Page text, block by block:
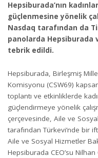
Hepsiburada’nın
güçlenmesine yönelik
Nasdaq tarafından da
panolarda Hepsiburada
tebrik edildi.
Hepsiburada, Birleşmiş
Komisyonu (CSW69)
toplantı ve etkinliklerde
güçlendirmeye yönelik
çerçevesinde, Aile ve
tarafından Türkevi’nde bir
Aile ve Sosyal Hizmetler
Hepsiburada CEO’su Nilhan